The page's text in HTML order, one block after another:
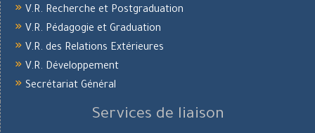
V.R. Recherche et Postgraduation
V.R. Pédagogie et Graduation
V.R. des Relations Extérieures
V.R. Développement
Secrétariat Général
Services de liaison